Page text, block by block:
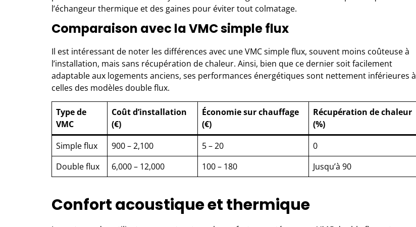
l’échangeur thermique et des gaines pour éviter tout colmatage.
Comparaison avec la VMC simple flux
Il est intéressant de noter les différences avec une VMC simple flux, souvent moins coûteuse à
l’installation, mais sans récupération de chaleur. Ainsi, bien que ce dernier soit facilement
adaptable aux logements anciens, ses performances énergétiques sont nettement inférieures à
celles des modèles double flux.
Type de
VMC
Coût d’installation
(€)
Économie sur chauffage
(€)
Récupération de chaleur
(%)
Simple flux
900 – 2,100 5 – 20
0
Double flux
6,000 – 12,000 100 – 180 Jusqu’à 90
Confort acoustique et thermique